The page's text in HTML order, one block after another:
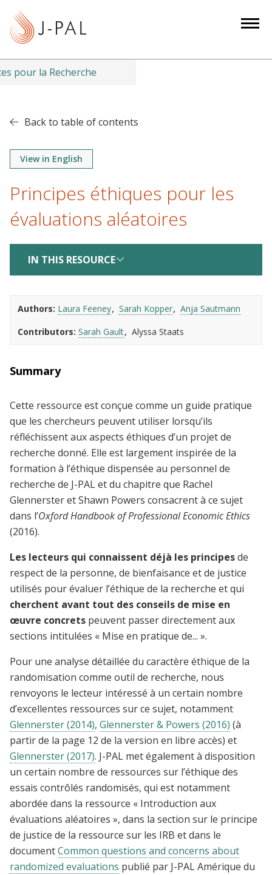
t
pour la Recherche
Back to table of contents
View in English
Principes éthiques pour les
évaluations aléatoires
IN THIS RESOURCE
Authors Laura Feeney Sarah Kopper
Anja Sautmann
Contributors Sarah Gault Alyssa Staats
Summary
Cette ressource est conçue comme un guide pratique
que les chercheurs peuvent utiliser lorsqu’ils
réfléchissent aux aspects éthiques d’un projet de
recherche donné. Elle est largement inspirée de la
formation à l’éthique dispensée au personnel de
recherche de J-PAL et du chapitre que Rachel
Glennerster et Shawn Powers consacrent à ce sujet
dans l’Oxford Handbook of Professional Economic Ethics
(2016).
Les lecteurs qui connaissent déjà les principesde
respect de la personne, de bienfaisance et de justice
utilisés pour évaluer l’éthique de la recherche et qui
cherchent avant tout des conseils de mise en
œuvre concrets peuvent passer directement aux
sections intitulées « Mise en pratique de... ».
Pour une analyse détaillée du caractère éthique de la
randomisation comme outil de recherche, nous
renvoyons le lecteur intéressé à un certain nombre
d’excellentes ressources sur ce sujet, notamment
Glennerster (2014), Glennerster & Powers (2016) (à
partir de la page 12 de la version en libre accès) et
Glennerster (2017). J-PAL met également à disposition
un certain nombre de ressources sur l’éthique des
essais contrôlés randomisés, qui est notamment
abordée dans la ressource « Introduction aux
évaluations aléatoires », dans la section sur le principe
de justice de la ressource sur les IRB et dans le
documentCommon questions and concerns about
randomized evaluations publié par J-PAL Amérique du